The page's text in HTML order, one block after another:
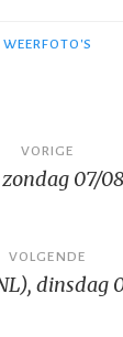
WEERFOTO'S
VORIGE
07/
VOLGENDE
dinsdag